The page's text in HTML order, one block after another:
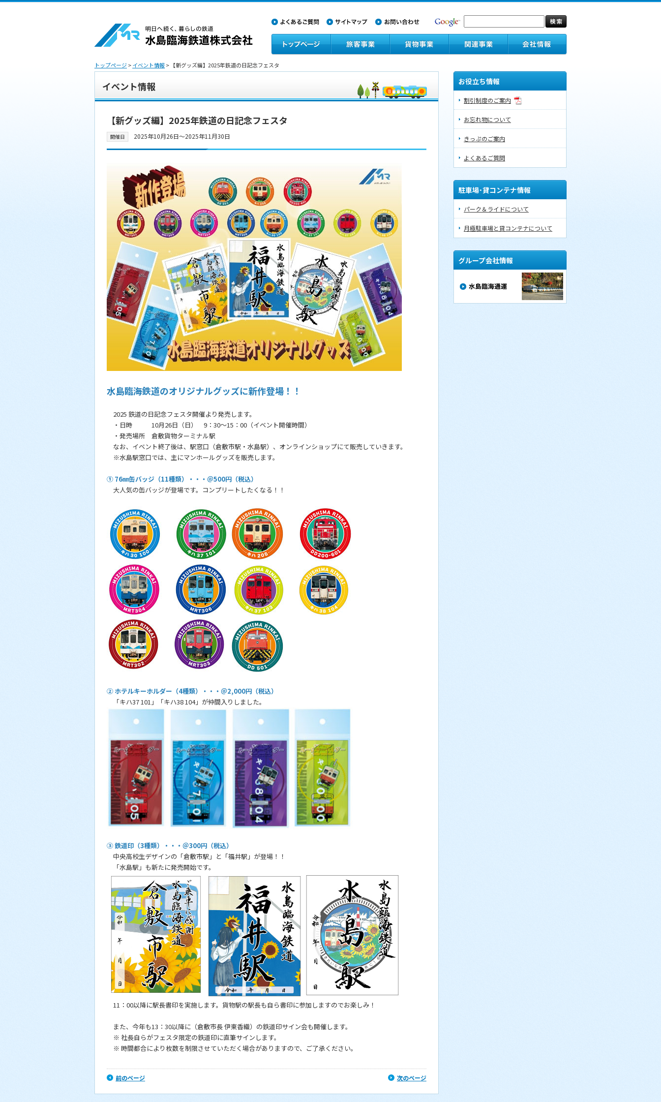
トップページ>イベント情報> 【新グッズ編】2025年鉄道の日記念フェスタ
イベント情報
【新グッズ編】2025年鉄道の日記念フェスタ
開催日 2025年10月26日〜2025年11月30日
水島臨海鉄道のオリジナルグッズに新作登場！！
2025 鉄道の日記念フェスタ開催より発売します。
・日時 10月26日（日） 9：30～15：00（イベント開催時間）
・発売場所 倉敷貨物ターミナル駅
なお、イベント終了後は、駅窓口（倉敷市駅・水島駅）、オンラインショップにて販売していきます。
※水島駅窓口では、主にマンホールグッズを販売します。
① 76㎜缶バッジ（11種類）・・・＠500円（税込）
大人気の缶バッジが登場です。コンプリートしたくなる！！
② ホテルキーホルダー（4種類）・・・＠2,000円（税込）
「キハ37 101」「キハ38 104」が仲間入りしました。
③ 鉄道印（3種類）・・・＠300円（税込）
中央高校生デザインの「倉敷市駅」と「福井駅」が登場！！
「水島駅」も新たに発売開始です。
11：00以降に駅長書印を実施します。貨物駅の駅長も自ら書印に参加しますのでお楽しみ！
また、今年も13：30以降に（倉敷市長 伊東香織）の鉄道印サイン会も開催します。
※ 社長自らがフェスタ限定の鉄道印に直筆サインします。
※ 時間都合により枚数を制限させていただく場合がありますので、ご了承ください。
前のページ 次のページ
お役立ち情報
割引制度のご案内
お忘れ物について
きっぷのご案内
よくあるご質問
駐車場･貸コンテナ情報
パーク＆ライドについて
月極駐車場と貸コンテナについて
グループ会社情報